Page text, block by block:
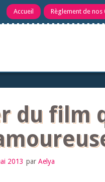
Accueil Règlement de nos
du film
2013 par Aelya